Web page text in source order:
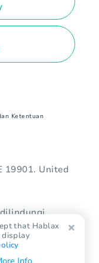
Ketentuan
19901. United
that Hablax
display
Info